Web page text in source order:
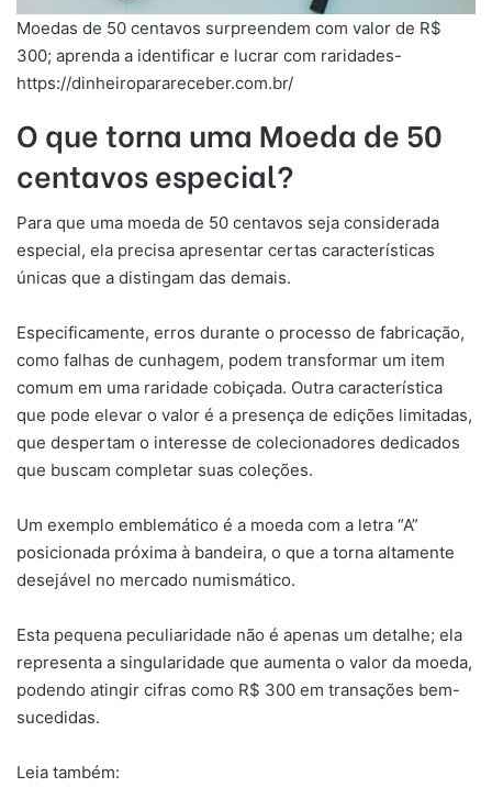
Moedas de 50 centavos surpreendem com valor de R$
300; aprenda a identificar e lucrar com raridades-
https://dinheiroparareceber.com.br/
O que torna uma Moeda de 50
centavos especial?
Para que uma moeda de 50 centavos seja considerada
especial, ela precisa apresentar certas características
únicas que a distingam das demais.
Especificamente, erros durante o processo de fabricação,
como falhas de cunhagem, podem transformar um item
comum em uma raridade cobiçada. Outra característica
que pode elevar o valor é a presença de edições limitadas,
que despertam o interesse de colecionadores dedicados
que buscam completar suas coleções.
Um exemplo emblemático é a moeda com a letra “A”
posicionada próxima à bandeira, o que a torna altamente
desejável no mercado numismático.
Esta pequena peculiaridade não é apenas um detalhe; ela
representa a singularidade que aumenta o valor da moeda,
podendo atingir cifras como R$ 300 em transações bem-
sucedidas.
Leia também: